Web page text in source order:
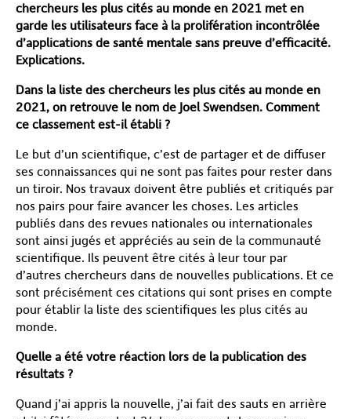
chercheurs les plus cités au monde en 2021 met en
garde les utilisateurs face à la prolifération incontrôlée
d’applications de santé mentale sans preuve d’efficacité.
Explications.
Dans la liste des chercheurs les plus cités au monde en
2021, on retrouve le nom de Joel Swendsen. Comment
ce classement est-il établi ?
Le but d’un scientifique, c’est de partager et de diffuser
ses connaissances qui ne sont pas faites pour rester dans
un tiroir. Nos travaux doivent être publiés et critiqués par
nos pairs pour faire avancer les choses. Les articles
publiés dans des revues nationales ou internationales
sont ainsi jugés et appréciés au sein de la communauté
scientifique. Ils peuvent être cités à leur tour par
d’autres chercheurs dans de nouvelles publications. Et ce
sont précisément ces citations qui sont prises en compte
pour établir la liste des scientifiques les plus cités au
monde.
Quelle a été votre réaction lors de la publication des
résultats ?
Quand j’ai appris la nouvelle, j’ai fait des sauts en arrière